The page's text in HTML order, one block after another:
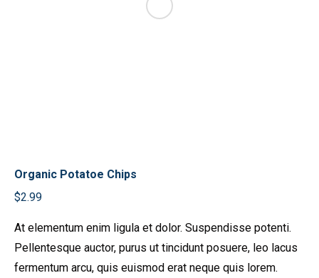
Organic Potatoe Chips
$2.99
At elementum enim ligula et dolor. Suspendisse potenti.
Pellentesque auctor, purus ut tincidunt posuere, leo lacus
fermentum arcu, quis euismod erat neque quis lorem.